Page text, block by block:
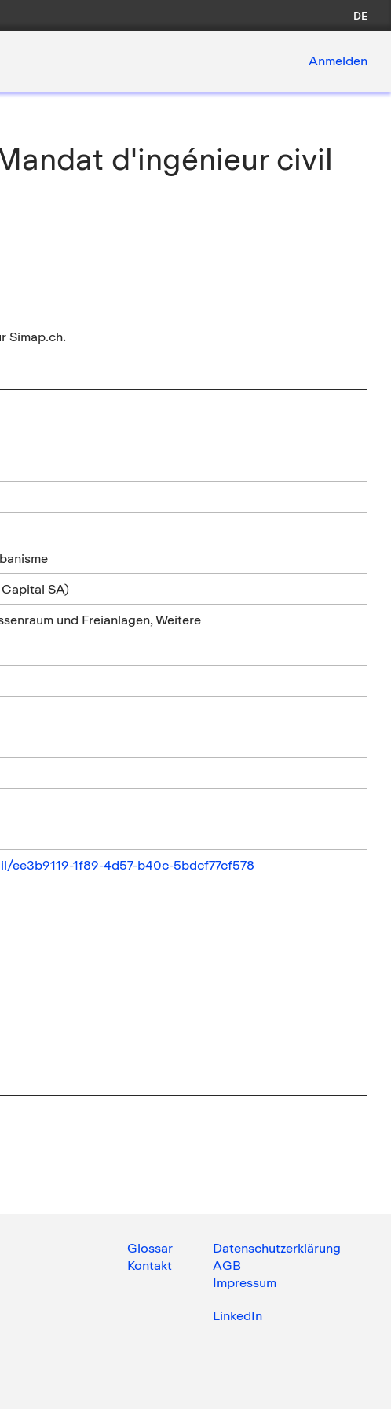
DE
Anmelden
d'ingénieur civil
Simap.ch.
SA)
und Freianlagen, Weitere
1f89-4d57-b40c-5bdcf77cf578
Glossar
Kontakt
Datenschutzerklärung
AGB
Impressum
LinkedIn